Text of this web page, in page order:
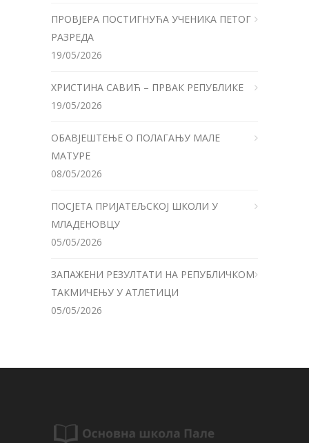
ПРОВЈЕРА ПОСТИГНУЋА УЧЕНИКА ПЕТОГ
РАЗРЕДА
19/05/2026
ХРИСТИНА САВИЋ – ПРВАК РЕПУБЛИКЕ
19/05/2026
ОБАВЈЕШТЕЊЕ О ПОЛАГАЊУ МАЛЕ
МАТУРЕ
08/05/2026
ПОСЈЕТА ПРИЈАТЕЉСКОЈ ШКОЛИ У
МЛАДЕНОВЦУ
05/05/2026
ЗАПАЖЕНИ РЕЗУЛТАТИ НА РЕПУБЛИЧКОМ
ТАКМИЧЕЊУ У АТЛЕТИЦИ
05/05/2026